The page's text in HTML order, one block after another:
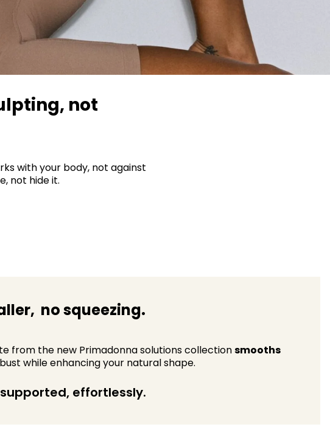
not
with your body, not against
not hide it.
no squeezing.​
from the new Primadonna solutions collectionsmooths
while enhancing your natural shape.
effortlessly.